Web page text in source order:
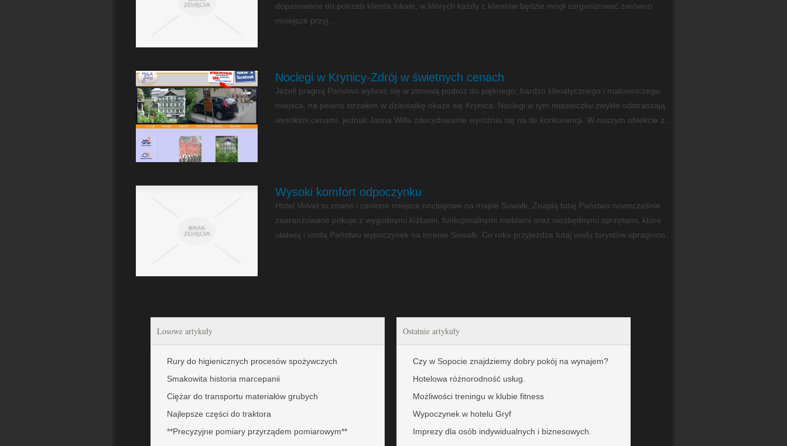
dopasowane do potrzeb klienta lokale, w których każdy z klientów będzie mógł zorganizować zarówno
mniejsze przyj...
Noclegi w Krynicy-Zdrój w świetnych cenach
Jeżeli pragną Państwo wybrać się w zimową podróż do pięknego, bardzo klimatycznego i malowniczego
miejsca, na pewno strzałem w dziesiątkę okaże się Krynica. Noclegi w tym miasteczku zwykle odstraszają
wysokimi cenami, jednak Jasna Willa zdecydowanie wyróżnia się na tle konkurencji. W naszym obiekcie z...
Wysoki komfort odpoczynku
Hotel Velvet to znane i cenione miejsce noclegowe na mapie Suwałk. Znajdą tutaj Państwo nowocześnie
zaaranżowane pokoje z wygodnymi łóżkami, funkcjonalnymi meblami oraz niezbędnymi sprzętami, które
ułatwią i umilą Państwu wypoczynek na terenie Suwałk. Co roku przyjeżdża tutaj wielu turystów spragnion...
Losowe artykuły
Rury do higienicznych procesów spożywczych
Smakowita historia marcepanii
Ciężar do transportu materiałów grubych
Najlepsze części do traktora
**Precyzyjne pomiary przyrządem pomiarowym**
Ostatnie artykuły
Czy w Sopocie znajdziemy dobry pokój na wynajem?
Hotelowa różnorodność usług.
Możliwości treningu w klubie fitness
Wypoczynek w hotelu Gryf
Imprezy dla osób indywidualnych i biznesowych.